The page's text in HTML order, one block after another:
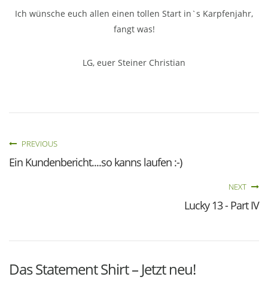
Ich wünsche euch allen einen tollen Start in`s Karpfenjahr,
fangt was!
LG, euer Steiner Christian
PREVIOUS
Ein Kundenbericht....so kanns laufen :-)
NEXT
Lucky 13 - Part IV
Das Statement Shirt – Jetzt neu!